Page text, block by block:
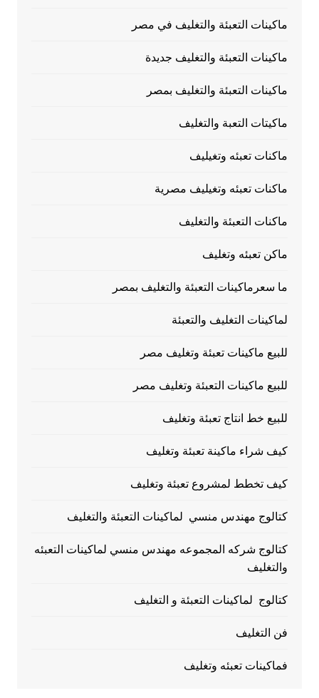
ماكينات التعبئة والتغليف في مصر
ماكينات التعبئة والتغليف جديدة
ماكينات التعبئة والتغليف بمصر
ماكيتات التعبة والتغليف
ماكنات تعبئه وتغيليف
ماكنات تعبئه وتغيليف مصرية
ماكنات التعبئة والتغليف
ماكن تعبئه وتغليف
ما سعرماكينات التعبئة والتغليف بمصر
لماكينات التغليف والتعبئة
للبيع ماكينات تعبئة وتغليف مصر
للبيع ماكينات التعبئة وتغليف مصر
للبيع خط انتاج تعبئة وتغليف
كيف شراء ماكينة تعبئة وتغليف
كيف تخطط لمشروع تعبئة وتغليف
كتالوج مهندس منسي لماكينات التعبئة والتغليف
كتالوج شركه المجموعه مهندس منسي لماكينات التعبئه
والتغليف
كتالوج لماكينات التعبئة و التغليف
فن التغليف
فماكينات تعبئه وتغليف